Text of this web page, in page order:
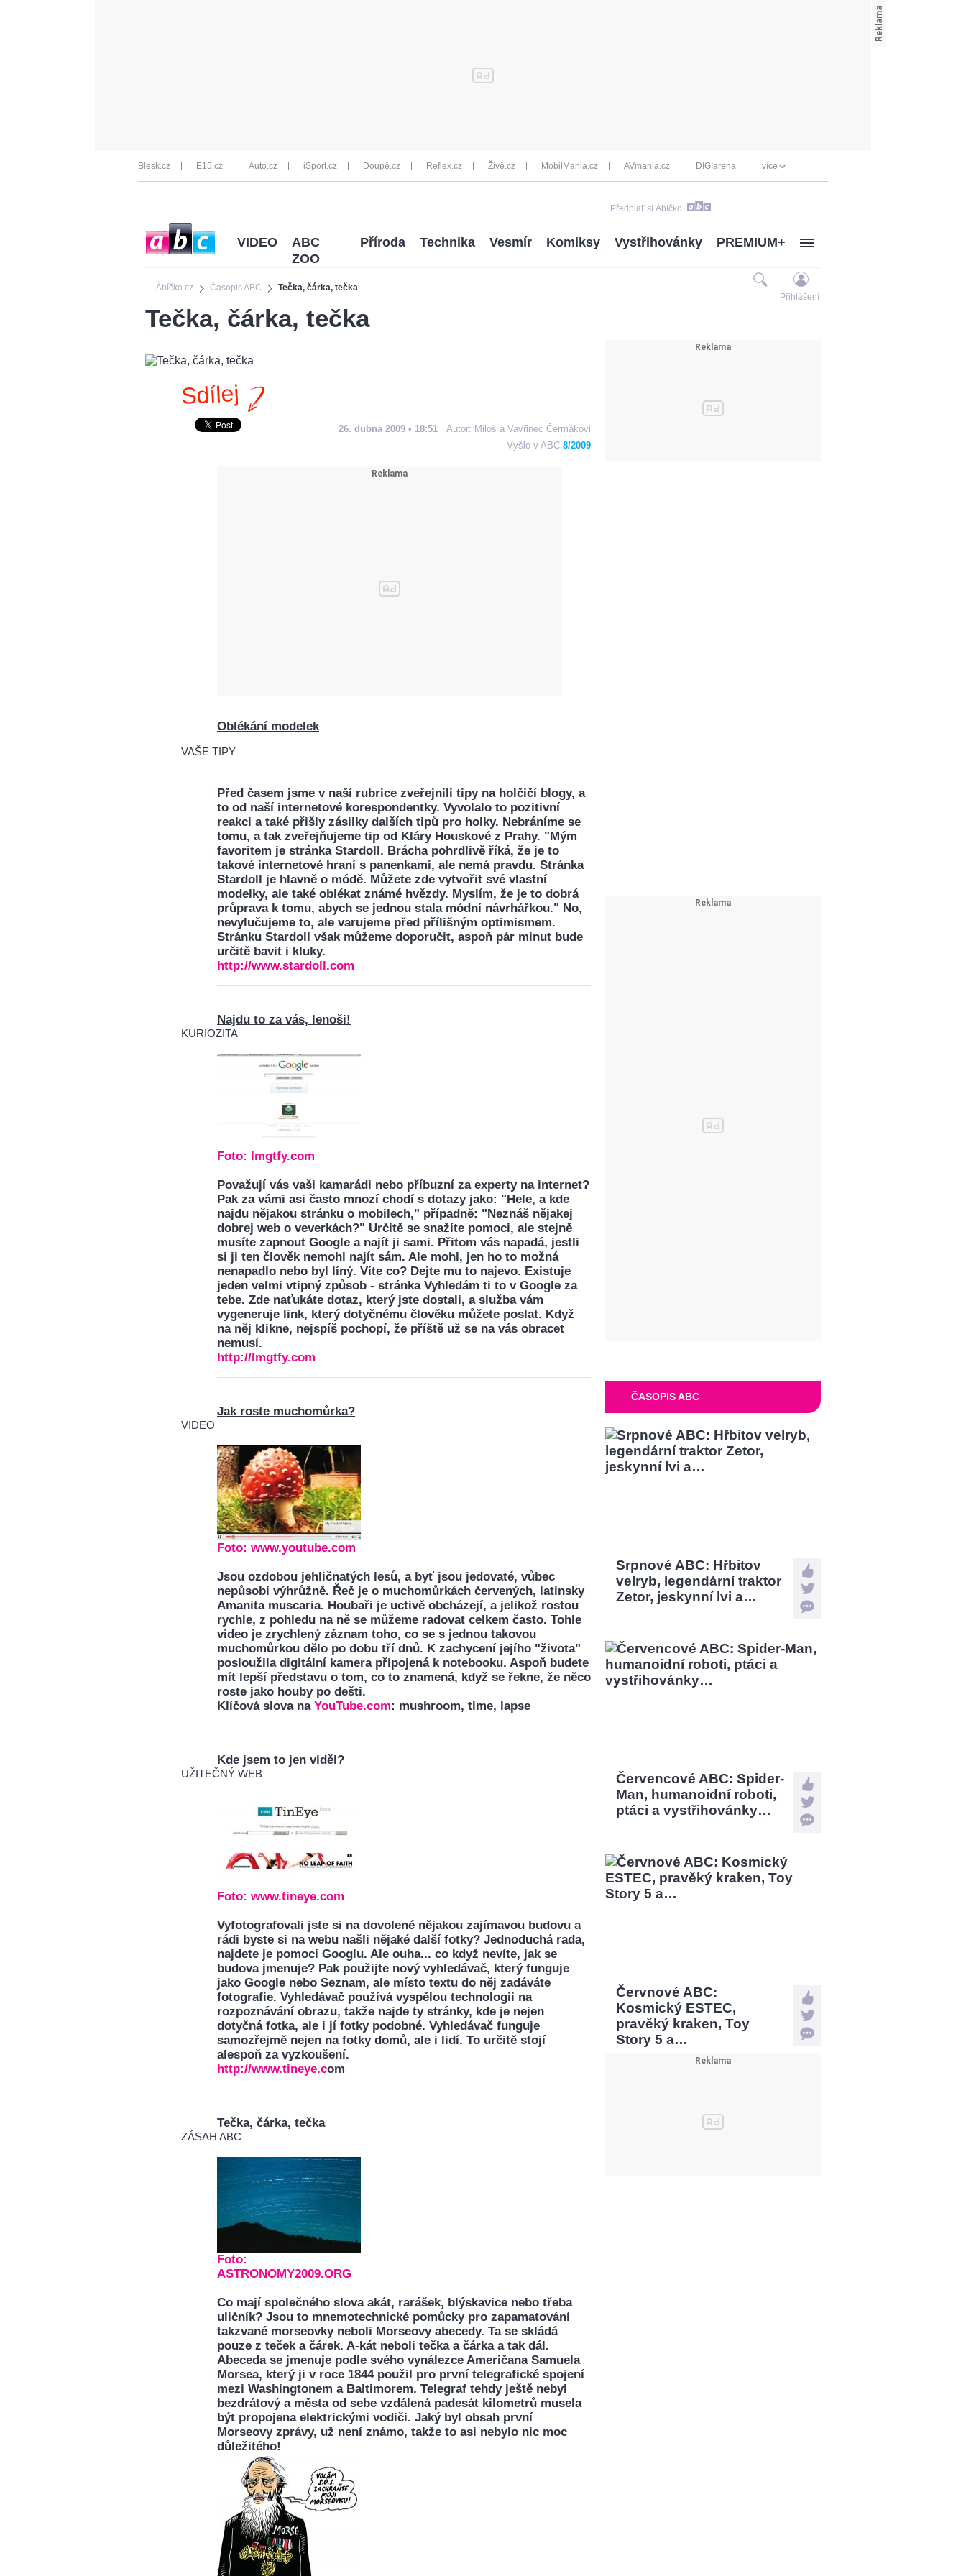
Blesk.cz E15.cz Auto.cz iSport.cz Doupě.cz Reflex.cz Živě.cz MobilMania.cz AVmania.cz DIGIarena více
Předplať si Ábíčko
Ábíčko.cz Časopis ABC Tečka, čárka, tečka
VIDEO
ABC
ZOO
Příroda Technika Vesmír Komiksy Vystřihovánky PREMIUM+
Přihlášení
Tečka, čárka, tečka
Sdílej
26. dubna 2009 • 18:51 Autor: Miloš a Vavřinec Čermákovi
Vyšlo v ABC 8/2009
Oblékání modelek
VAŠE TIPY
Před časem jsme v naší rubrice zveřejnili tipy na holčičí blogy, a
to od naší internetové korespondentky. Vyvolalo to pozitivní
reakci a také přišly zásilky dalších tipů pro holky. Nebráníme se
tomu, a tak zveřejňujeme tip od Kláry Houskové z Prahy. "Mým
favoritem je stránka Stardoll. Brácha pohrdlivě říká, že je to
takové internetové hraní s panenkami, ale nemá pravdu. Stránka
Stardoll je hlavně o módě. Můžete zde vytvořit své vlastní
modelky, ale také oblékat známé hvězdy. Myslím, že je to dobrá
průprava k tomu, abych se jednou stala módní návrhářkou." No,
nevylučujeme to, ale varujeme před přílišným optimismem.
Stránku Stardoll však můžeme doporučit, aspoň pár minut bude
určitě bavit i kluky.
http://www.stardoll.com
Najdu to za vás, lenoši!
KURIOZITA
Foto: lmgtfy.com
Považují vás vaši kamarádi nebo příbuzní za experty na internet?
Pak za vámi asi často mnozí chodí s dotazy jako: "Hele, a kde
najdu nějakou stránku o mobilech," případně: "Neznáš nějakej
dobrej web o veverkách?" Určitě se snažíte pomoci, ale stejně
musíte zapnout Google a najít ji sami. Přitom vás napadá, jestli
si ji ten člověk nemohl najít sám. Ale mohl, jen ho to možná
nenapadlo nebo byl líný. Víte co? Dejte mu to najevo. Existuje
jeden velmi vtipný způsob - stránka Vyhledám ti to v Google za
tebe. Zde naťukáte dotaz, který jste dostali, a služba vám
vygeneruje link, který dotyčnému člověku můžete poslat. Když
na něj klikne, nejspíš pochopí, že příště už se na vás obracet
nemusí.
http://lmgtfy.com
Jak roste muchomůrka?
VIDEO
Foto: www.youtube.com
Jsou ozdobou jehličnatých lesů, a byť jsou jedovaté, vůbec
nepůsobí výhrůžně. Řeč je o muchomůrkách červených, latinsky
Amanita muscaria. Houbaři je uctivě obcházejí, a jelikož rostou
rychle, z pohledu na ně se můžeme radovat celkem často. Tohle
video je zrychlený záznam toho, co se s jednou takovou
muchomůrkou dělo po dobu tří dnů. K zachycení jejího "života"
posloužila digitální kamera připojená k notebooku. Aspoň budete
mít lepší představu o tom, co to znamená, když se řekne, že něco
roste jako houby po dešti.
Klíčová slova na YouTube.com: mushroom, time, lapse
Kde jsem to jen viděl?
UŽITEČNÝ WEB
Foto: www.tineye.com
Vyfotografovali jste si na dovolené nějakou zajímavou budovu a
rádi byste si na webu našli nějaké další fotky? Jednoduchá rada,
najdete je pomocí Googlu. Ale ouha... co když nevíte, jak se
budova jmenuje? Pak použijte nový vyhledávač, který funguje
jako Google nebo Seznam, ale místo textu do něj zadáváte
fotografie. Vyhledávač používá vyspělou technologii na
rozpoznávání obrazu, takže najde ty stránky, kde je nejen
dotyčná fotka, ale i jí fotky podobné. Vyhledávač funguje
samozřejmě nejen na fotky domů, ale i lidí. To určitě stojí
alespoň za vyzkoušení.
http://www.tineye.com
Tečka, čárka, tečka
ZÁSAH ABC
Foto:
ASTRONOMY2009.ORG
Co mají společného slova akát, rarášek, blýskavice nebo třeba
uličník? Jsou to mnemotechnické pomůcky pro zapamatování
takzvané morseovky neboli Morseovy abecedy. Ta se skládá
pouze z teček a čárek. A-kát neboli tečka a čárka a tak dál.
Abeceda se jmenuje podle svého vynálezce Američana Samuela
Morsea, který ji v roce 1844 použil pro první telegrafické spojení
mezi Washingtonem a Baltimorem. Telegraf tehdy ještě nebyl
bezdrátový a města od sebe vzdálená padesát kilometrů musela
být propojena elektrickými vodiči. Jaký byl obsah první
Morseovy zprávy, už není známo, takže to asi nebylo nic moc
důležitého!
ČASOPIS ABC
Srpnové ABC: Hřbitov
velryb, legendární traktor
Zetor, jeskynní lvi a…
Červencové ABC: Spider-
Man, humanoidní roboti,
ptáci a vystřihovánky…
Červnové ABC:
Kosmický ESTEC,
pravěký kraken, Toy
Story 5 a…